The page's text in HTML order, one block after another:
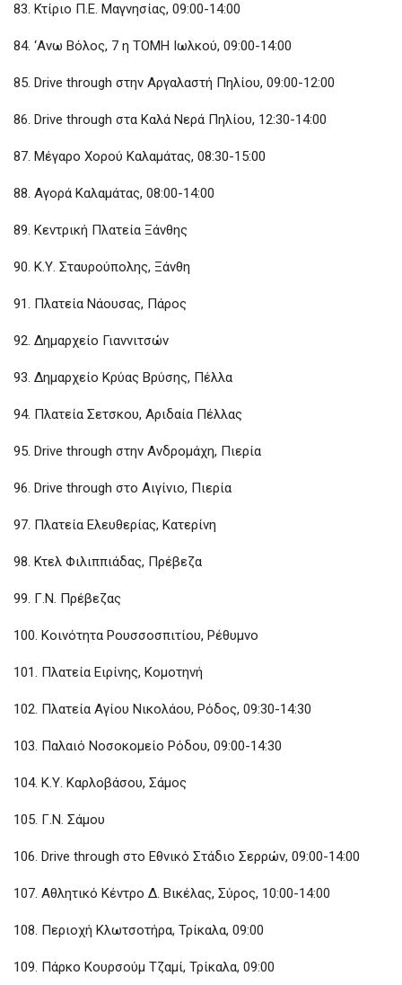
83. Κτίριο Π.Ε. Μαγνησίας, 09:00-14:00
84. ‘Ανω Βόλος, 7 η ΤΟΜΗ Ιωλκού, 09:00-14:00
85. Drive through στην Αργαλαστή Πηλίου, 09:00-12:00
86. Drive through στα Καλά Νερά Πηλίου, 12:30-14:00
87. Μέγαρο Χορού Καλαμάτας, 08:30-15:00
88. Αγορά Καλαμάτας, 08:00-14:00
89. Κεντρική Πλατεία Ξάνθης
90. Κ.Υ. Σταυρούπολης, Ξάνθη
91. Πλατεία Νάουσας, Πάρος
92. Δημαρχείο Γιαννιτσών
93. Δημαρχείο Κρύας Βρύσης, Πέλλα
94. Πλατεία Σετσκου, Αριδαία Πέλλας
95. Drive through στην Ανδρομάχη, Πιερία
96. Drive through στο Αιγίνιο, Πιερία
97. Πλατεία Ελευθερίας, Κατερίνη
98. Κτελ Φιλιππιάδας, Πρέβεζα
99. Γ.Ν. Πρέβεζας
100. Κοινότητα Ρουσσοσπιτίου, Ρέθυμνο
101. Πλατεία Ειρίνης, Κομοτηνή
102. Πλατεία Αγίου Νικολάου, Ρόδος, 09:30-14:30
103. Παλαιό Νοσοκομείο Ρόδου, 09:00-14:30
104. Κ.Υ. Καρλοβάσου, Σάμος
105. Γ.Ν. Σάμου
106. Drive through στο Εθνικό Στάδιο Σερρών, 09:00-14:00
107. Αθλητικό Κέντρο Δ. Βικέλας, Σύρος, 10:00-14:00
108. Περιοχή Κλωτσοτήρα, Τρίκαλα, 09:00
109. Πάρκο Κουρσούμ Τζαμί, Τρίκαλα, 09:00